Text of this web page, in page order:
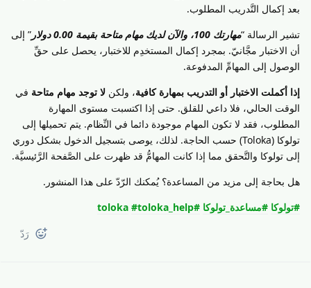
بعد إكمال التَّدريب المطلوب.
تشير الرسالة “مهارتك 100، والآن لديك مهام متاحة بقيمة 0.00 دولار
” إلى
أن الاختبار مجَّانيّ. بمجرد إكمال المستخدِم للاختبار، يحصل على حقِّ
الوصول إلى المهامِّ المدفوعة.
إذا أكملت الاختبار أو التدريب بمهارة كافية، ولكن لا توجد مهام متاحة في
الوقت الحالي، فلا داعي للقلق. حتى إذا اكتسبت مستوى المهارة
المطلوب، فقد لا تكون المهام موجودة دائما في النِّظام. يتم تحميلها إلى
تولوكا (Toloka) حسب الحاجة. لذلك، يوصى بتسجيل الدخول بشكل دوري
إلى تولوكا والتَّحقق مما إذا كانت المهامُّ قد ظهرت على الصَّفحة الرَّئيسيَّة.
هل بحاجة إلى مزيد من المساعدة؟ يُمكنك الرّدّ على هذا المنشور.
#تولوكا #مساعدة_تولوكا #toloka
#toloka_help
رَدّ